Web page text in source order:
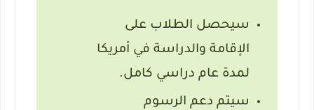
سيحصل الطلاب على
الإقامة والدراسة في أمريكا
لمدة عام دراسي كامل.
سيتم دعم الرسوم